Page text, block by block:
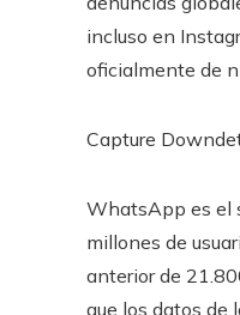
incluso en
oficialmente de
Capture
WhatsApp es el
millones de
anterior de
que los datos de